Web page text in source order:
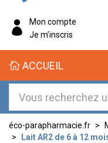
éco-
éco-
Mon compte
Je m’inscris
ACCUEIL
éco-parapharmacie.fr
Lait AR2 de 6 à 12